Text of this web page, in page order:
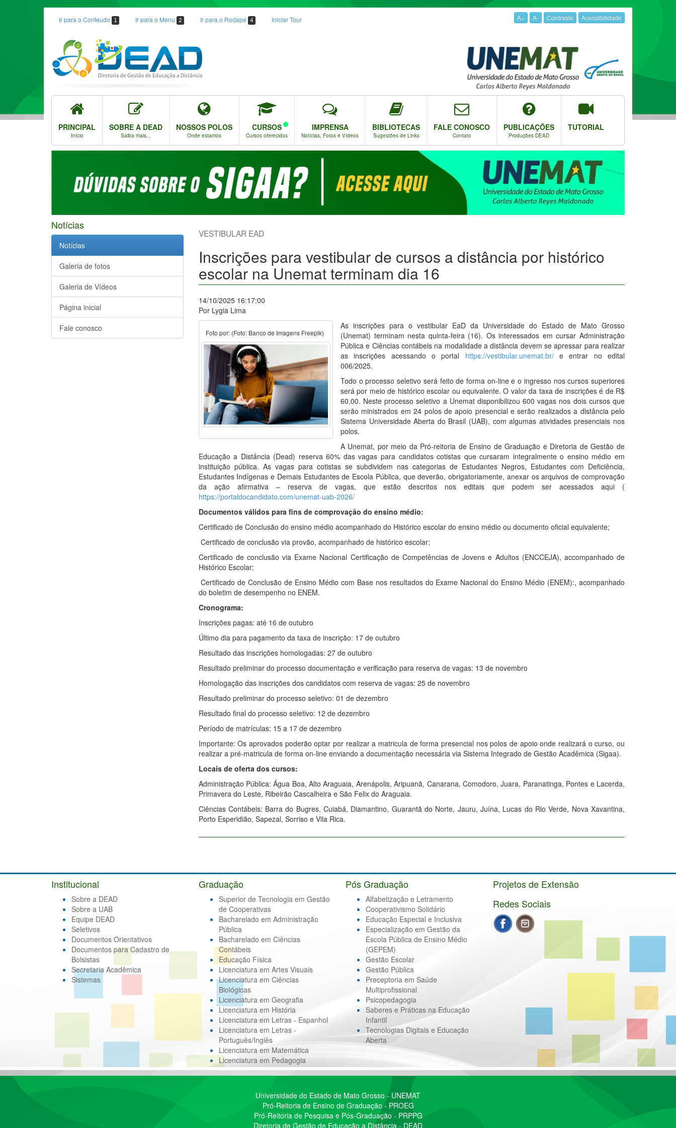
Ir para o Conteudo 1 Ir para o Menu 2 Ir para o Rodapé 4 Iniciar Tour A+ A- Contraste Acessibilidade
PRINCIPAL
Início
SOBRE A DEAD
Saiba mais...
NOSSOS POLOS
Onde estamos
CURSOS
Cursos oferecidos
IMPRENSA
Notícias, Fotos e Vídeos
BIBLIOTECAS
Sugestões de Links
FALE CONOSCO
Contato
PUBLICAÇÕES
Produções DEAD
TUTORIAL
Notícias
Notícias
Galeria de fotos
Galeria de Vídeos
Página inicial
Fale conosco
VESTIBULAR EAD
Inscrições para vestibular de cursos a distância por histórico
escolar na Unemat terminam dia 16
14/10/2025 16:17:00
Por Lygia Lima
Foto por: (Foto: Banco de Imagens Freepik)
As inscrições para o vestibular EaD da Universidade do Estado de Mato Grosso
(Unemat) terminam nesta quinta-feira (16). Os interessados em cursar Administração
Pública e Ciências contábeis na modalidade a distância devem se apressar para realizar
as inscrições acessando o portal https://vestibular.unemat.br/e entrar no edital
006/2025.
Todo o processo seletivo será feito de forma on-line e o ingresso nos cursos superiores
será por meio de histórico escolar ou equivalente. O valor da taxa de inscrições é de R$
60,00. Neste processo seletivo a Unemat disponibilizou 600 vagas nos dois cursos que
serão ministrados em 24 polos de apoio presencial e serão realizados a distância pelo
Sistema Universidade Aberta do Brasil (UAB), com algumas atividades presenciais nos
polos.
A Unemat, por meio da Pró-reitoria de Ensino de Graduação e Diretoria de Gestão de
Educação a Distância (Dead) reserva 60% das vagas para candidatos cotistas que cursaram integralmente o ensino médio em
instituição pública. As vagas para cotistas se subdividem nas categorias de Estudantes Negros, Estudantes com Deficiência,
Estudantes Indígenas e Demais Estudantes de Escola Pública, que deverão, obrigatoriamente, anexar os arquivos de comprovação
da ação afirmativa – reserva de vagas, que estão descritos nos editais que podem ser acessados aqui (
https://portaldocandidato.com/unemat-uab-2026/
Documentos válidos para fins de comprovação do ensino médio:
Certificado de Conclusão do ensino médio acompanhado do Histórico escolar do ensino médio ou documento oficial equivalente;
Certificado de conclusão via provão, acompanhado de histórico escolar;
Certificado de conclusão via Exame Nacional Certificação de Competências de Jovens e Adultos (ENCCEJA), accompanhado de
Histórico Escolar;
Certificado de Conclusão de Ensino Médio com Base nos resultados do Exame Nacional do Ensino Médio (ENEM):, acompanhado
do boletim de desempenho no ENEM.
Cronograma:
Inscrições pagas: até 16 de outubro
Último dia para pagamento da taxa de inscrição: 17 de outubro
Resultado das inscrições homologadas: 27 de outubro
Resultado preliminar do processo documentação e verificação para reserva de vagas: 13 de novembro
Homologação das inscrições dos candidatos com reserva de vagas: 25 de novembro
Resultado preliminar do processo seletivo: 01 de dezembro
Resultado final do processo seletivo: 12 de dezembro
Período de matrículas: 15 a 17 de dezembro
Importante: Os aprovados poderão optar por realizar a matricula de forma presencial nos polos de apoio onde realizará o curso, ou
realizar a pré-matricula de forma on-line enviando a documentação necessária via Sistema Integrado de Gestão Acadêmica (Sigaa).
Locais de oferta dos cursos:
Administração Pública: Água Boa, Alto Araguaia, Arenápolis, Aripuanã, Canarana, Comodoro, Juara, Paranatinga, Pontes e Lacerda,
Primavera do Leste, Ribeirão Cascalheira e São Felix do Araguaia.
Ciências Contábeis: Barra do Bugres, Cuiabá, Diamantino, Guarantã do Norte, Jauru, Juína, Lucas do Rio Verde, Nova Xavantina,
Porto Esperidião, Sapezal, Sorriso e Vila Rica.
Institucional
Sobre a DEAD
Sobre a UAB
Equipe DEAD
Seletivos
Documentos Orientativos
Documentos para Cadastro de
Bolsistas
Secretaria Acadêmica
Sistemas
Graduação
Superior de Tecnologia em Gestão
de Cooperativas
Bacharelado em Administração
Pública
Bacharelado em Ciências
Contábeis
Educação Física
Licenciatura em Artes Visuais
Licenciatura em Ciências
Biológicas
Licenciatura em Geografia
Licenciatura em História
Licenciatura em Letras - Espanhol
Licenciatura em Letras -
Português/Inglês
Licenciatura em Matemática
Licenciatura em Pedagogia
Pós Graduação
Alfabetização e Letramento
Cooperativismo Solidário
Educação Especial e Inclusiva
Especialização em Gestão da
Escola Pública de Ensino Médio
(GEPEM)
Gestão Escolar
Gestão Pública
Preceptoria em Saúde
Multiprofissional
Psicopedagogia
Saberes e Práticas na Educação
Infantil
Tecnologias Digitais e Educação
Aberta
Projetos de Extensão
Redes Sociais
Universidade do Estado de Mato Grosso - UNEMAT
Pró-Reitoria de Ensino de Graduação - PROEG
Pró-Reitoria de Pesquisa e Pós-Graduação - PRPPG
Diretoria de Gestão de Educação a Distância - DEAD